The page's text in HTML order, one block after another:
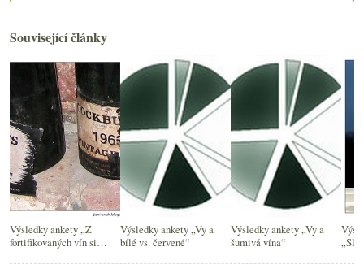
Související články
Výsledky ankety „Z
fortifikovaných vín si
Výsledky ankety „Vy a
bílé vs. červené“
Výsledky ankety „Vy a
šumivá vína“